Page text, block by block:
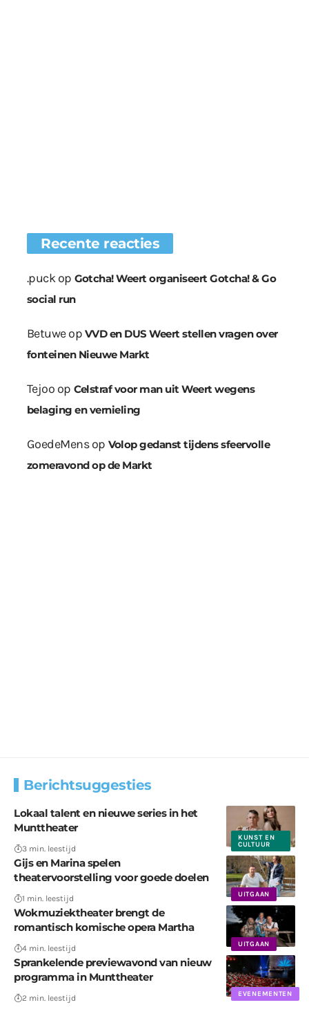
Recente reacties
.puckop Gotcha! Weert organiseert Gotcha! & Go
social run
Betuweop VVD en DUS Weert stellen vragen over
fonteinen Nieuwe Markt
Tejoo op Celstraf voor man uit Weert wegens
belaging en vernieling
GoedeMensop Volop gedanst tijdens sfeervolle
zomeravond op de Markt
Berichtsuggesties
KUNST EN
CULTUUR
Lokaal talent en nieuwe series in het
Munttheater
3 min. leestijd
UITGAAN
Gijs en Marina spelen
theatervoorstelling voor goede doelen
1 min. leestijd
UITGAAN
Wokmuziektheater brengt de
romantisch komische opera Martha
4 min. leestijd
EVENEMENTEN
Sprankelende previewavond van nieuw
programma in Munttheater
2 min. leestijd